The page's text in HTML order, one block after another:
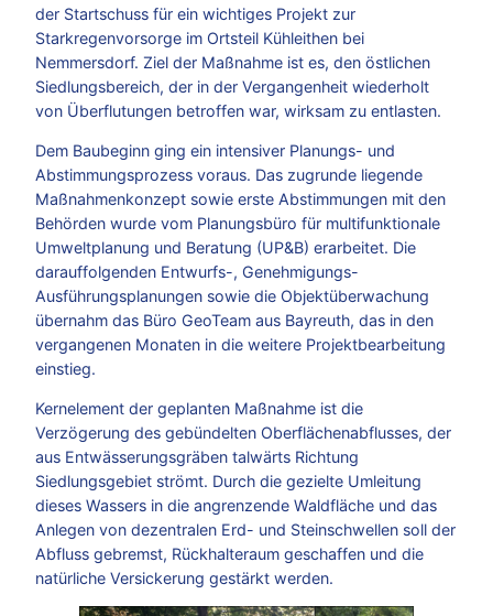
der Startschuss für ein wichtiges Projekt zur
Starkregenvorsorge im Ortsteil Kühleithen bei
Nemmersdorf. Ziel der Maßnahme ist es, den östlichen
Siedlungsbereich, der in der Vergangenheit wiederholt
von Überflutungen betroffen war, wirksam zu entlasten.
Dem Baubeginn ging ein intensiver Planungs- und
Abstimmungsprozess voraus. Das zugrunde liegende
Maßnahmenkonzept sowie erste Abstimmungen mit den
Behörden wurde vom Planungsbüro für multifunktionale
Umweltplanung und Beratung (UP&B) erarbeitet. Die
darauffolgenden Entwurfs-, Genehmigungs-
Ausführungsplanungen sowie die Objektüberwachung
übernahm das Büro GeoTeam aus Bayreuth, das in den
vergangenen Monaten in die weitere Projektbearbeitung
einstieg.
Kernelement der geplanten Maßnahme ist die
Verzögerung des gebündelten Oberflächenabflusses, der
aus Entwässerungsgräben talwärts Richtung
Siedlungsgebiet strömt. Durch die gezielte Umleitung
dieses Wassers in die angrenzende Waldfläche und das
Anlegen von dezentralen Erd- und Steinschwellen soll der
Abfluss gebremst, Rückhalteraum geschaffen und die
natürliche Versickerung gestärkt werden.